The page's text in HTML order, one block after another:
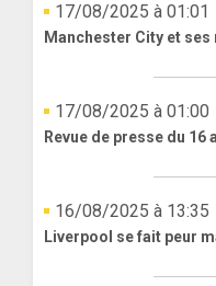
17/08/2025 à 01:01
Manchester City et
17/08/2025 à 01:00
Revue de presse du 16
16/08/2025 à 13:35
Liverpool se fait peur